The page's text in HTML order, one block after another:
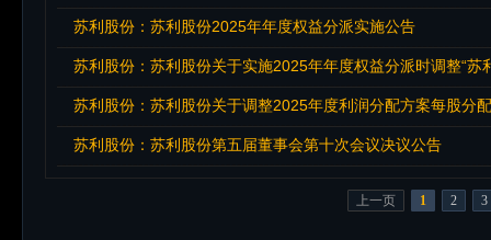
苏利股份：苏利股份2025年年度权益分派实施公告
苏利股份：苏利股份关于实施2025年年度权益分派时调整“苏
苏利股份：苏利股份关于调整2025年度利润分配方案每股分
苏利股份：苏利股份第五届董事会第十次会议决议公告
上一页 1 2 3